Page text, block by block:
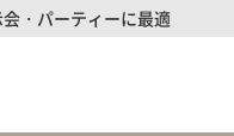
・パーティーに最適